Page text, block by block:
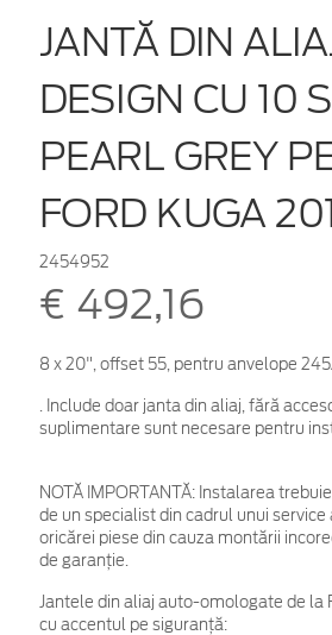
JANTĂ DIN
DESIGN CU 10
PEARL GREY
FORD KUGA
2454952
€ 492,16
8 x 20", offset 55, pentru anvelope
. Include doar janta din aliaj, fără
suplimentare sunt necesare pentru
NOTĂ IMPORTANTĂ: Instalarea
de un specialist din cadrul unui
oricărei piese din cauza montării
de garanţie.
Jantele din aliaj auto-omologate de la
cu accentul pe siguranță: